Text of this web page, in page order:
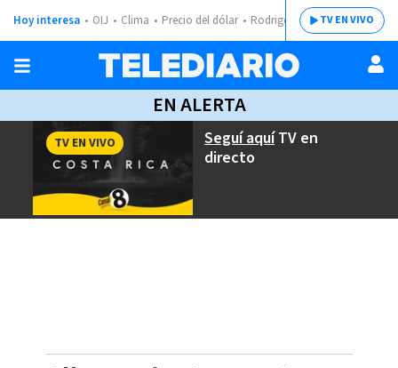
Hoy interesa OIJ Clima Precio del dólar Rodrigo ChavesTV EN VIVO
EN ALERTA
Seguí aquíTV en
directo
TV EN VIVO